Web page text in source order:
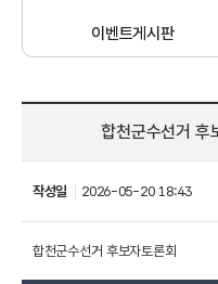
이벤트게시판
합천군수선거 후
작성일 2026-05-20 18:43
합천군수선거 후보자토론회